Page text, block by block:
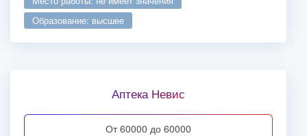
образование: высшее
Аптека Невис
от 60000 до 60000